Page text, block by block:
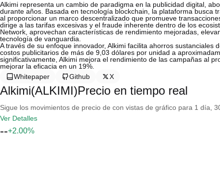
Alkimi representa un cambio de paradigma en la publicidad digital,
durante años. Basada en tecnología blockchain, la plataforma busca
al proporcionar un marco descentralizado que promueve
dirige a las tarifas excesivas y el fraude inherente dentro de los
Network, aprovechan características de rendimiento mejoradas,
tecnología de vanguardia.
A través de su enfoque innovador, Alkimi facilita ahorros
costos publicitarios de más de 9,03 dólares por unidad a
significativamente, Alkimi mejora el rendimiento de las campañas al
mejorar la eficacia en un 19%.
Whitepaper
Github X
Alkimi(ALKIMI)Precio en tiempo real
Sigue los movimientos de precio de con vistas de gráfico para 1 día,
Ver Detalles
--+2.00%